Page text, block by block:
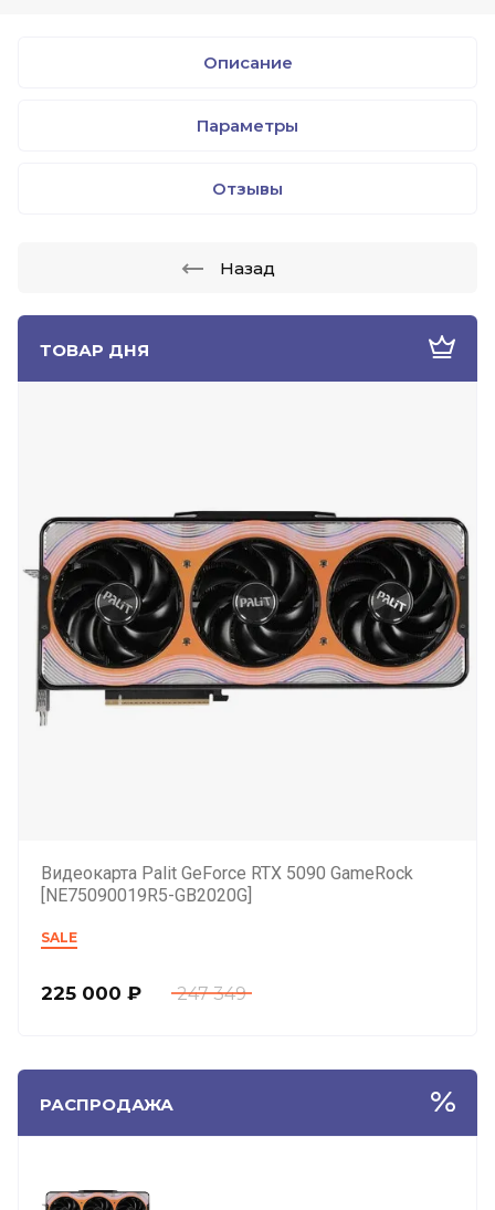
ТОВАР ДНЯ
Видеокарта Palit GeForce RTX 5090 GameRock
[NE75090019R5-GB2020G]
SALE
247 349
225 000 ₽
РАСПРОДАЖА
Описание
Параметры
Отзывы
Назад